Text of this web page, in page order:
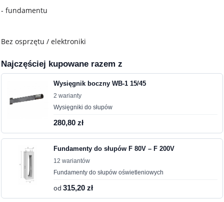
- fundamentu
Bez osprzętu / elektroniki
Najczęściej kupowane razem z
Wysięgnik boczny WB-1 15/45
2 warianty
Wysięgniki do słupów
280,80 zł
Fundamenty do słupów F 80V – F 200V
12 wariantów
Fundamenty do słupów oświetleniowych
od315,20 zł